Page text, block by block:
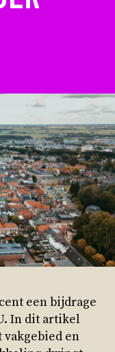
een bijdrage
In dit artikel
en